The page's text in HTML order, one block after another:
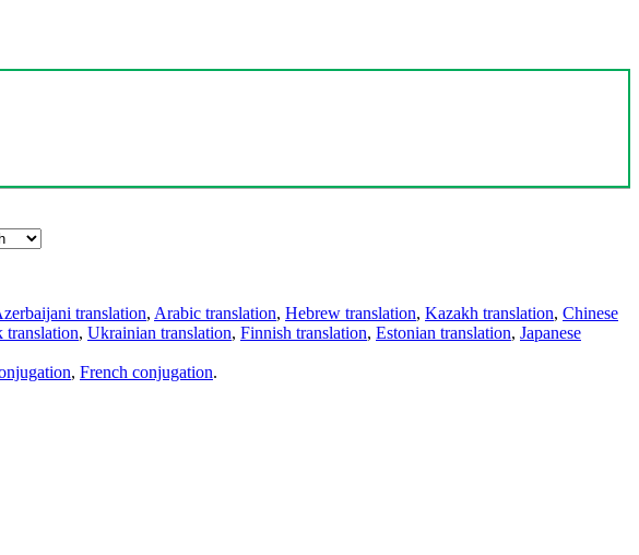
translation, Arabic translation, Hebrew translation, Kazakh translation, Chinese
translation, Ukrainian translation, Finnish translation, Estonian translation, Japanese
, French conjugation.